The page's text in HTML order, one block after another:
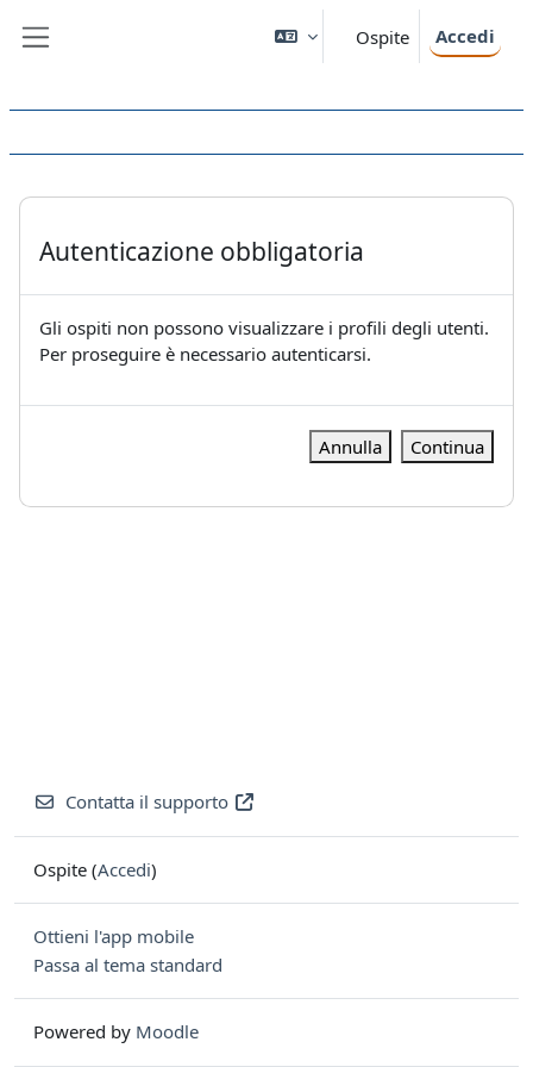
Ospite Accedi
Autenticazione obbligatoria
Gli ospiti non possono visualizzare i profili degli utenti.
Per proseguire è necessario autenticarsi.
Annulla Continua
Contatta il supporto
Ospite (Accedi)
Ottieni l'app mobile
Passa al tema standard
Powered by Moodle